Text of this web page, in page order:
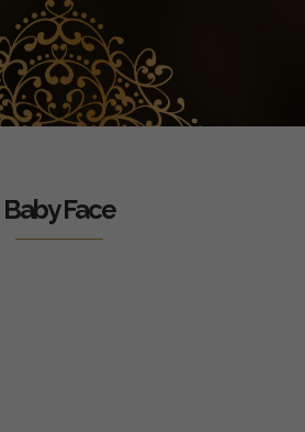
Baby Face